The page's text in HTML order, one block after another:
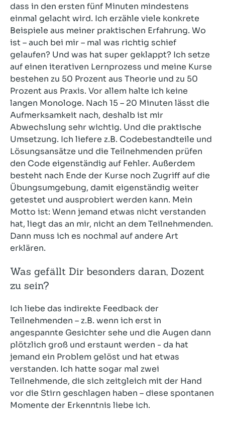
dass in den ersten fünf Minuten mindestens
einmal gelacht wird. Ich erzähle viele konkrete
Beispiele aus meiner praktischen Erfahrung. Wo
ist – auch bei mir – mal was richtig schief
gelaufen? Und was hat super geklappt? Ich setze
auf einen iterativen Lernprozess und meine Kurse
bestehen zu 50 Prozent aus Theorie und zu 50
Prozent aus Praxis. Vor allem halte ich keine
langen Monologe. Nach 15 – 20 Minuten lässt die
Aufmerksamkeit nach, deshalb ist mir
Abwechslung sehr wichtig. Und die praktische
Umsetzung. Ich liefere z.B. Codebestandteile und
Lösungsansätze und die Teilnehmenden prüfen
den Code eigenständig auf Fehler. Außerdem
besteht nach Ende der Kurse noch Zugriff auf die
Übungsumgebung, damit eigenständig weiter
getestet und ausprobiert werden kann. Mein
Motto ist: Wenn jemand etwas nicht verstanden
hat, liegt das an mir, nicht an dem Teilnehmenden.
Dann muss ich es nochmal auf andere Art
erklären.
Was gefällt Dir besonders daran, Dozent
zu sein?
Ich liebe das indirekte Feedback der
Teilnehmenden – z.B. wenn ich erst in
angespannte Gesichter sehe und die Augen dann
plötzlich groß und erstaunt werden - da hat
jemand ein Problem gelöst und hat etwas
verstanden. Ich hatte sogar mal zwei
Teilnehmende, die sich zeitgleich mit der Hand
vor die Stirn geschlagen haben – diese spontanen
Momente der Erkenntnis liebe ich.